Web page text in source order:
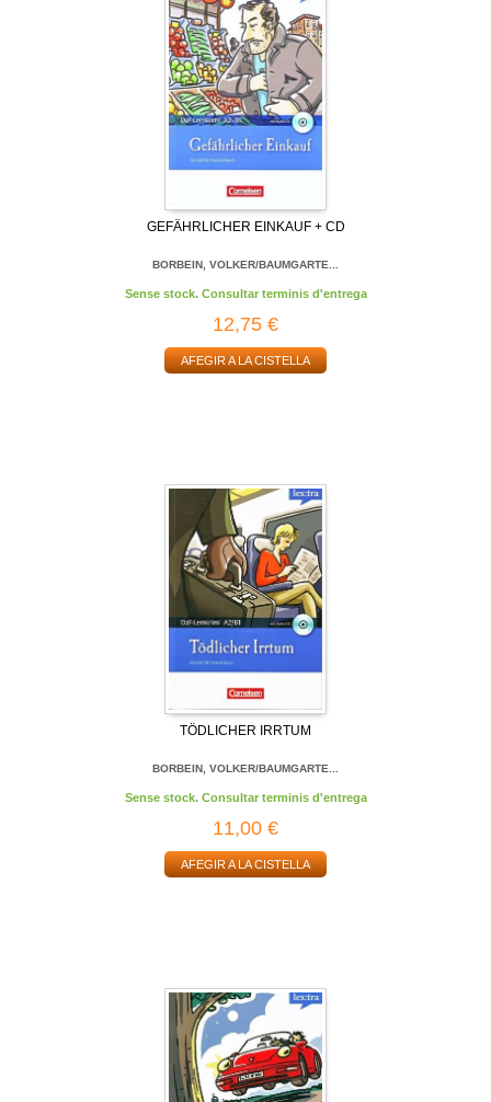
GEFÄHRLICHER EINKAUF + CD
BORBEIN, VOLKER/BAUMGARTE...
Sense stock. Consultar terminis d'entrega
12,75 €
AFEGIR A LA CISTELLA
TÖDLICHER IRRTUM
BORBEIN, VOLKER/BAUMGARTE...
Sense stock. Consultar terminis d'entrega
11,00 €
AFEGIR A LA CISTELLA